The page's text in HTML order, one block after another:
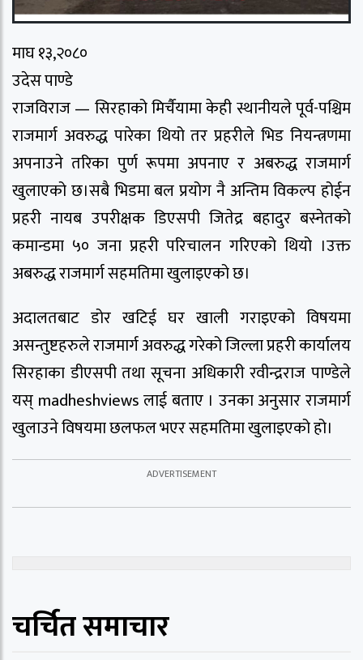
माघ १३,२०८०
उदेस पाण्डे
राजविराज — सिरहाको मिर्चैयामा केही स्थानीयले पूर्व-पश्चिम
राजमार्ग अवरुद्ध पारेका थियो तर प्रहरीले भिड नियन्त्रणमा
अपनाउने तरिका पुर्ण रूपमा अपनाए र अबरुद्ध राजमार्ग
खुलाएको छ।सबै भिडमा बल प्रयोग नै अन्तिम विकल्प होईन
प्रहरी नायब उपरीक्षक डिएसपी जितेद्र बहादुर बस्नेतको
कमान्डमा ५० जना प्रहरी परिचालन गरिएको थियो ।उक्त
अबरुद्ध राजमार्ग सहमतिमा खुलाइएको छ।
अदालतबाट डोर खटिई घर खाली गराइएको विषयमा
असन्तुष्टहरुले राजमार्ग अवरुद्ध गरेको जिल्ला प्रहरी कार्यालय
सिरहाका डीएसपी तथा सूचना अधिकारी रवीन्द्रराज पाण्डेले
यस् madheshviews लाई बताए । उनका अनुसार राजमार्ग
खुलाउने विषयमा छलफल भएर सहमतिमा खुलाइएको हो।
चर्चित समाचार